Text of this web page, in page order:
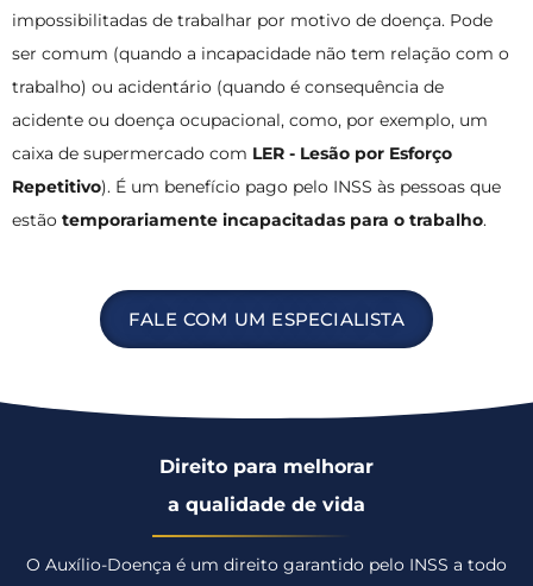
impossibilitadas de trabalhar por motivo de doença. Pode
ser comum (quando a incapacidade não tem relação com o
trabalho) ou acidentário (quando é consequência de
acidente ou doença ocupacional, como, por exemplo, um
caixa de supermercado com LER - Lesão por Esforço
Repetitivo). É um benefício pago pelo INSS às pessoas que
estão temporariamente incapacitadas para o trabalho.
FALE COM UM ESPECIALISTA
Direito para melhorar
a qualidade de vida
O Auxílio-Doença é um direito garantido pelo INSS a todo